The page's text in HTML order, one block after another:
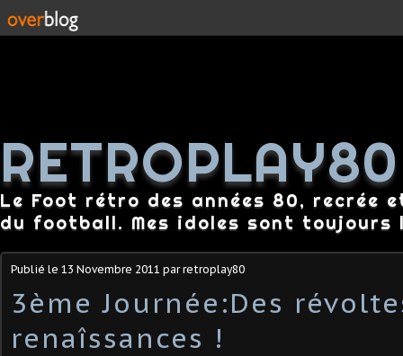
RETROPLAY80
Le Foot rétro des années 80, recrée
du football. Mes idoles sont toujours
Publié le 13 Novembre 2011 par retroplay80
3ème Journée:Des
renaîssances !